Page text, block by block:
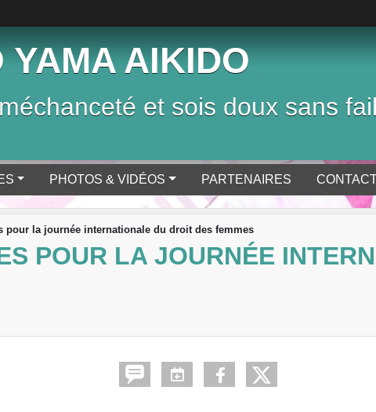
YAMA AIKIDO
et sois doux sans
PHOTOS & VIDÉOS PARTENAIRES
pour la journée internationale du droit des femmes
POUR LA JOURNÉE